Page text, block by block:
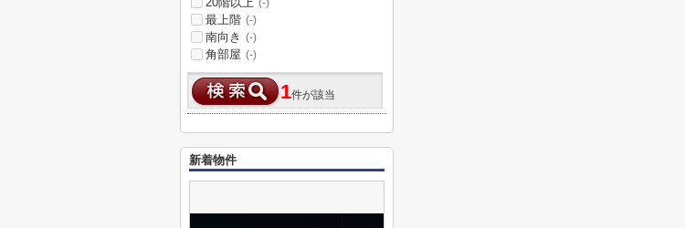
(-)
最上階 (-)
南向き (-)
角部屋 (-)
1件が該当
新着物件